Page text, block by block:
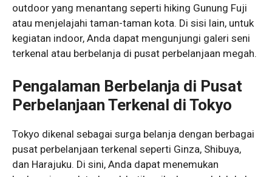
outdoor yang menantang seperti hiking Gunung Fuji
atau menjelajahi taman-taman kota. Di sisi lain, untuk
kegiatan indoor, Anda dapat mengunjungi galeri seni
terkenal atau berbelanja di pusat perbelanjaan megah.
Pengalaman Berbelanja di Pusat
Perbelanjaan Terkenal di Tokyo
Tokyo dikenal sebagai surga belanja dengan berbagai
pusat perbelanjaan terkenal seperti Ginza, Shibuya,
dan Harajuku. Di sini, Anda dapat menemukan